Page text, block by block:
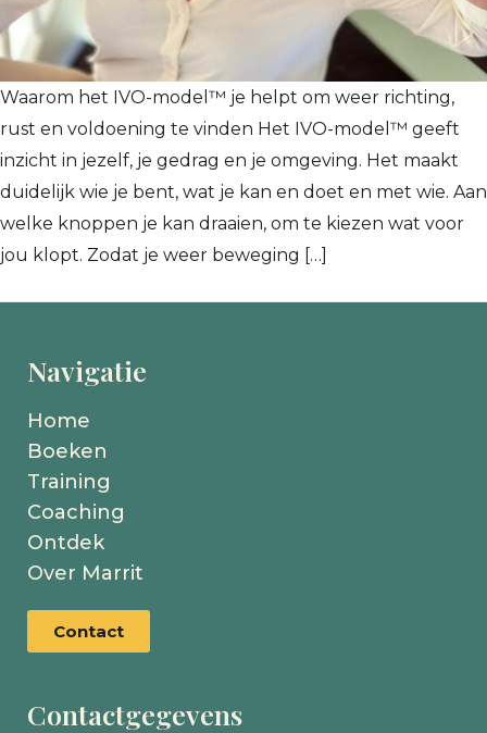
Waarom het IVO-model™ je helpt om weer richting,
rust en voldoening te vinden Het IVO-model™ geeft
inzicht in jezelf, je gedrag en je omgeving. Het maakt
duidelijk wie je bent, wat je kan en doet en met wie. Aan
welke knoppen je kan draaien, om te kiezen wat voor
jou klopt. Zodat je weer beweging […]
Navigatie
Home
Boeken
Training
Coaching
Ontdek
Over Marrit
Contact
Contactgegevens